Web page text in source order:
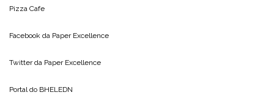
Pizza Cafe
Facebook da Paper Excellence
Twitter da Paper Excellence
Portal do BHELEDN